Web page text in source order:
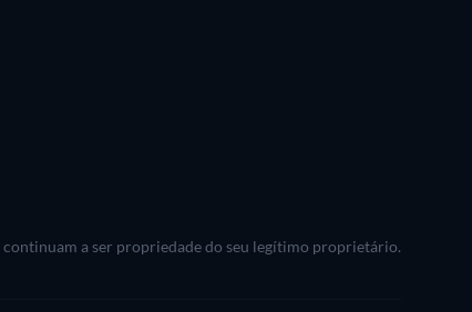
continuam a ser propriedade do seu legítimo proprietário.